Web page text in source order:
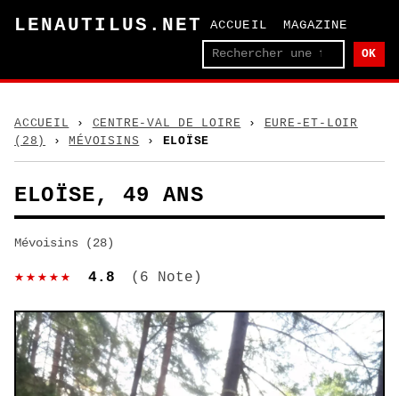
LENAUTILUS.NET ACCUEIL MAGAZINE
OK
ACCUEIL › CENTRE-VAL DE LOIRE ›
EURE-ET-LOIR
(28)
› MÉVOISINS › ELOÏSE
ELOÏSE, 49 ANS
Mévoisins (28)
★★★★★ 4.8 (6 Note)